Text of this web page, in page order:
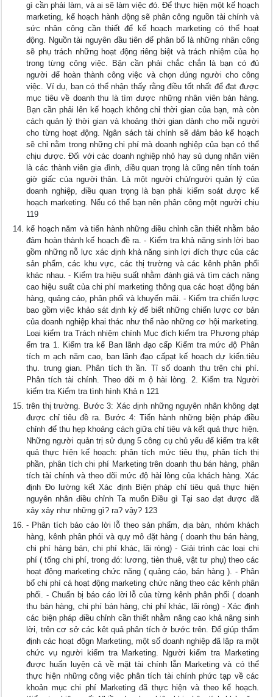
gì cần phải làm, và ai sẽ làm việc đó. Để thực hiện một kế hoạch
marketing, kế hoạch hành động sẽ phân công nguồn tài chính và
sức nhân công cần thiết để kế hoạch marketing có thể hoạt
động. Nguồn tài nguyên đầu tiên để phân bổ là những nhân công
sẽ phụ trách những hoạt động riêng biệt và trách nhiệm của họ
trong từng công việc. Bận cần phải chắc chắn là bạn có đủ
người để hoàn thành công việc và chọn đúng người cho công
việc. Ví dụ, bạn có thể nhận thấy rằng điều tốt nhất để đạt được
mục tiêu về doanh thu là tìm được những nhân viên bán hàng.
Bạn cần phải lên kế hoạch không chỉ thời gian của bạn, mà còn
cách quản lý thời gian và khoảng thời gian dành cho mỗi người
cho từng hoạt động. Ngân sách tài chính sẽ đảm bảo kế hoạch
sẽ chỉ nằm trong những chi phí mà doanh nghiệp của bạn có thể
chịu được. Đối với các doanh nghiệp nhỏ hay sủ dụng nhân viên
là các thành viên gia đình, điều quan trọng là cũng nên tính toán
giờ giấc của người thân. Là một người chủ/người quản lý của
doanh nghiệp, điều quan trọng là bạn phải kiểm soát được kế
hoạch marketing. Nếu có thể bạn nên phân công một người chịu
119
kế hoạch năm và tiến hành những điều chỉnh cần thiết nhằm bảo
đảm hoàn thành kế hoạch đề ra. - Kiểm tra khả năng sinh lời bao
gồm những nỗ lực xác định khả năng sinh lợi đích thực của các
sản phẩm, các khu vực, các thị trường và các kênh phân phối
khác nhau. - Kiểm tra hiệu suất nhằm đánh giá và tìm cách nâng
cao hiệu suất của chi phí marketing thông qua các hoạt động bán
hàng, quảng cáo, phân phối và khuyến mãi. - Kiểm tra chiến lược
bao gồm việc khảo sát định kỳ để biết những chiến lược cơ bản
của doanh nghiệp khai thác như thế nào những cơ hội marketing.
Loại kiểm tra Trách nhiệm chính Mục đích kiểm tra Phương pháp
ểm tra 1. Kiểm tra kế Ban lãnh đạo cấp Kiểm tra mức độ Phân
tích m ạch năm cao, ban lãnh đạo cấpạt kế hoạch dự kiến.tiêu
thụ. trung gian. Phân tích th ần. Tỉ số doanh thu trên chi phí.
Phân tích tài chính. Theo dõi m ộ hài lòng. 2. Kiểm tra Người
kiểm tra Kiểm tra tình hình Khả n 121
trên thị trường. Bước 3: Xác định những nguyên nhân không đạt
được chỉ tiêu đề ra. Bước 4: Tiến hành những biện pháp điều
chỉnh để thu hẹp khoảng cách giữa chỉ tiêu và kết quả thực hiện.
Những người quản trị sử dụng 5 công cụ chủ yếu để kiểm tra kết
quả thực hiện kế hoạch: phân tích mức tiêu thụ, phân tích thị
phần, phân tích chi phí Marketing trên doanh thu bán hàng, phân
tích tài chính và theo dõi mức độ hài lòng của khách hàng. Xác
định Đo lường kết Xác định Biện pháp chỉ tiêu quả thực hiện
nguyên nhân điều chỉnh Ta muốn Điều gì Tại sao đạt được đã
xảy xảy như những gì? ra? vậy? 123
- Phân tích báo cáo lời lỗ theo sản phẩm, địa bàn, nhóm khách
hàng, kênh phân phói và quy mô đặt hàng ( doanh thu bán hàng,
chi phí hàng bán, chi phí khác, lãi ròng) - Giải trình các loại chi
phí ( tổng chi phí, trong đó: lương, tièn thuê, vật tư phụ) theo các
hoạt động marketing chức năng ( quảng cáo, bán hàng ). - Phân
bổ chi phí cá hoạt động marketing chức năng theo các kênh phân
phối. - Chuẩn bị báo cáo lời lỗ của từng kênh phân phối ( doanh
thu bán hàng, chi phí bán hàng, chi phí khác, lãi ròng) - Xác định
các biện pháp điều chỉnh cần thiết nhằm nâng cao khả nâng sinh
lời, trên cơ sở các kêt quả phân tích ở bước trên. Để giúp thẩm
định các hoạt độgn Marketing, một số doanh nghiệp đã lập ra một
chức vụ người kiểm tra Marketing. Người kiểm tra Marketing
được huấn luyện cả về mặt tài chính lẫn Marketing và có thể
thực hiện những công việc phân tích tài chính phức tạp về các
khoản mục chi phí Marketing đã thực hiện và theo kế hoạch.